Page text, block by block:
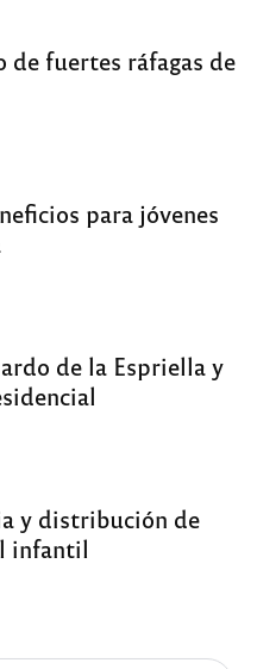
fuertes ráfagas de
para jóvenes
de la Espriella y
y distribución de
infantil